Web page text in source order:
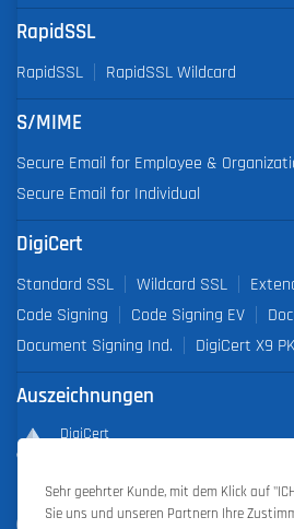
RapidSSL
RapidSSL RapidSSL Wildcard
S/MIME
Secure Email for Employee &
Secure Email for Individual
DigiCert
Standard SSL Wildcard SSL
Code Signing
Code Signing EV
Document Signing Ind.
DigiCert X9
Auszeichnungen
DigiCert
Outstanding Sales Performance Award
Sehr geehrter Kunde, mit dem Klick auf "ICH
Sie uns und unseren Partnern Ihre